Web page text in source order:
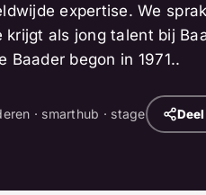
expertise. We
als jong talent bij
begon in 1971..
· smarthub · stage